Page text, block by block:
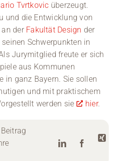
Tvrtkovic überzeugt.
und die Entwicklung von
derFakultät Design der
Schwerpunkten in
Jurymitglied freute er sich
aus Kommunen
in ganz Bayern. Sie sollen
und mit praktischem
werden sie
hier.